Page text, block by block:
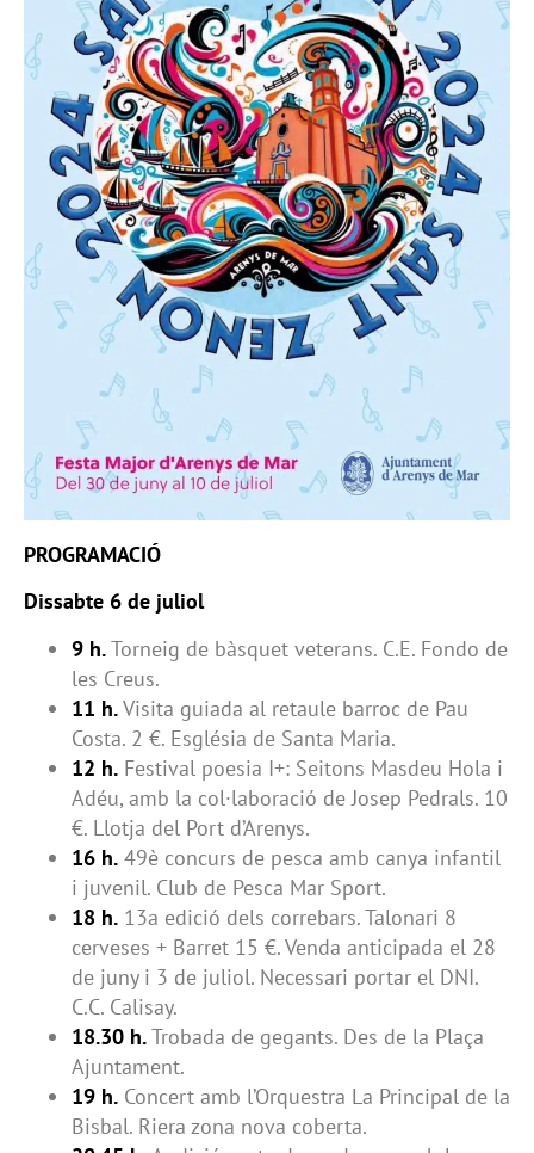
PROGRAMACIÓ
Dissabte 6 de juliol
9 h.Torneig de bàsquet veterans. C.E. Fondo de
les Creus.
11 h.Visita guiada al retaule barroc de Pau
Costa. 2 €. Església de Santa Maria.
12 h. Festival poesia I+: Seitons Masdeu Hola i
Adéu, amb la col·laboració de Josep Pedrals. 10
€. Llotja del Port d’Arenys.
16 h. 49è concurs de pesca amb canya infantil
i juvenil. Club de Pesca Mar Sport.
18 h. 13a edició dels correbars. Talonari 8
cerveses + Barret 15 €. Venda anticipada el 28
de juny i 3 de juliol. Necessari portar el DNI.
C.C. Calisay.
18.30 h.Trobada de gegants. Des de la Plaça
Ajuntament.
19 h. Concert amb l’Orquestra La Principal de la
Bisbal. Riera zona nova coberta.